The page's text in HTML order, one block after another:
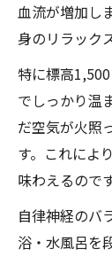
血流が増加し
身のリラック
特に標高
でしっかり温
だ空気が火照
す。これによ
味わえるのです
自律神経のバ
浴・水風呂を